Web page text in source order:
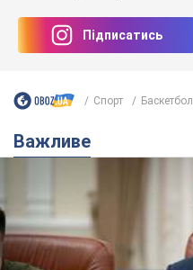
Підписатись
Спорт Баскетбол
Важливе